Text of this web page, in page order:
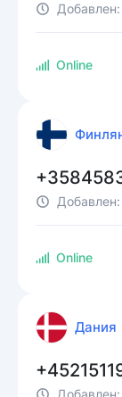
Добавлен:
Online
Добавлен:
Online
Дания
Добавлен: